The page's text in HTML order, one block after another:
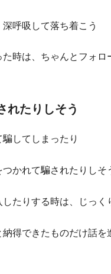
呼吸して落ち着こう
時は、ちゃんとフォロ
れたりしそう
してしまったり
つかれて騙されたりしそ
たりする時は、じっく
得できたものだけ話を